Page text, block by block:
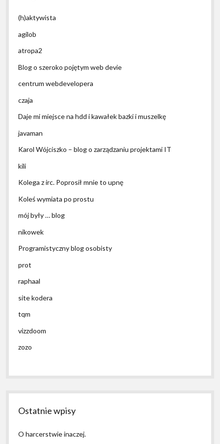
(h)aktywista
agilob
atropa2
Blog o szeroko pojętym web devie
centrum webdevelopera
czaja
Daje mi miejsce na hdd i kawałek bazki i muszelkę
javaman
Karol Wójciszko – blog o zarządzaniu projektami IT
kili
Kolega z irc. Poprosił mnie to upnę
Koleś wymiata po prostu
mój były … blog
nikowek
Programistyczny blog osobisty
prot
raphaal
site kodera
tqm
vizzdoom
zozo
Ostatnie wpisy
O harcerstwie inaczej.